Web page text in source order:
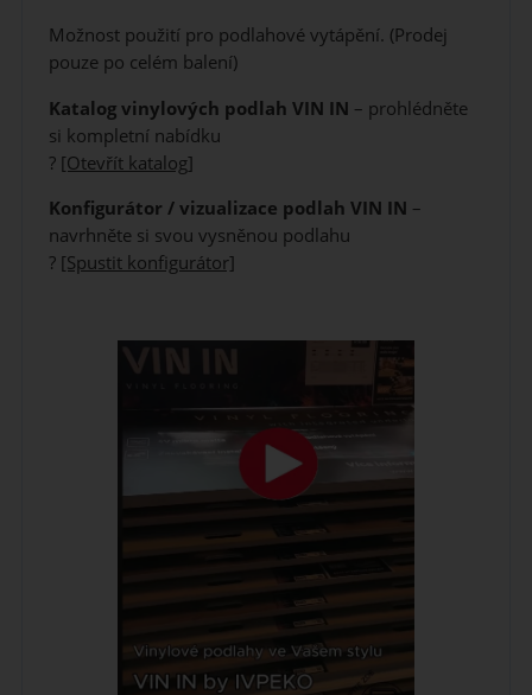
Možnost použití pro podlahové vytápění. (Prodej
pouze po celém balení)
Katalog vinylových podlah VIN IN – prohlédněte
si kompletní nabídku
? [Otevřít katalog]
Konfigurátor / vizualizace podlah VIN IN –
navrhněte si svou vysněnou podlahu
? [Spustit konfigurátor]